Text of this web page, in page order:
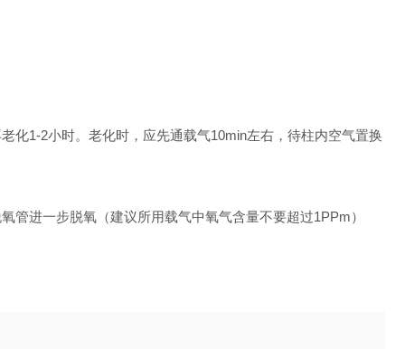
化1-2小时。老化时，应先通载气10min左右，待柱内空气置换
管进一步脱氧（建议所用载气中氧气含量不要超过1PPm）